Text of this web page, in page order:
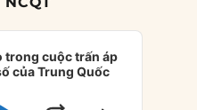
trong cuộc trấn áp
của Trung Quốc